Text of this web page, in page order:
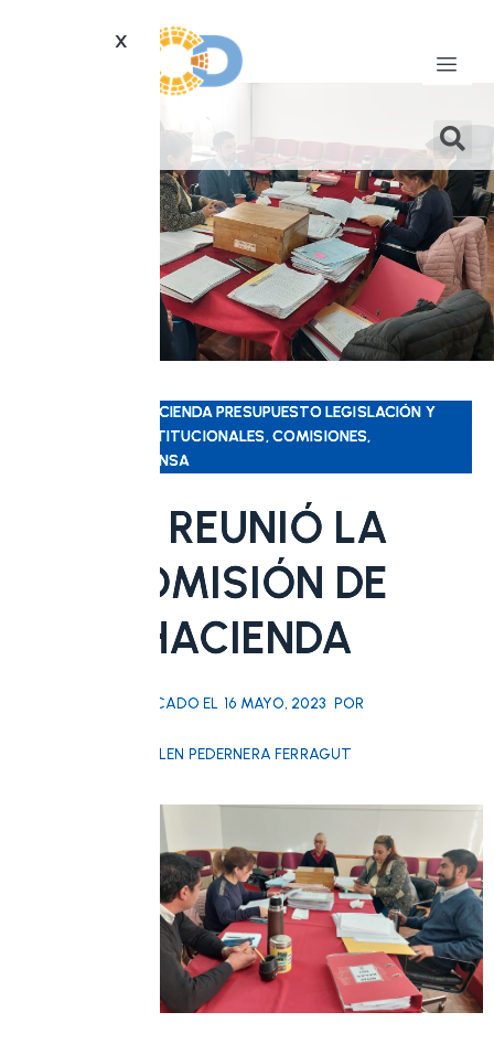
X
COMISIÓN DE HACIENDA PRESUPUESTO LEGISLACIÓN Y
ASUNTOS CONSTITUCIONALES, COMISIONES,
GACETILLAS, PRENSA
SE REUNIÓ LA
COMISIÓN DE
HACIENDA
PULICADO EL 16 MAYO, 2023 POR
BELEN PEDERNERA FERRAGUT